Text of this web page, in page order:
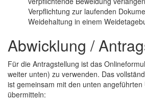
Verpflichtung zur laufenden
Weidehaltung in einem
Abwicklung /
Für die Antragstellung ist das
weiter unten) zu verwenden. Das
ist gemeinsam mit den unten angeführten
übermitteln: